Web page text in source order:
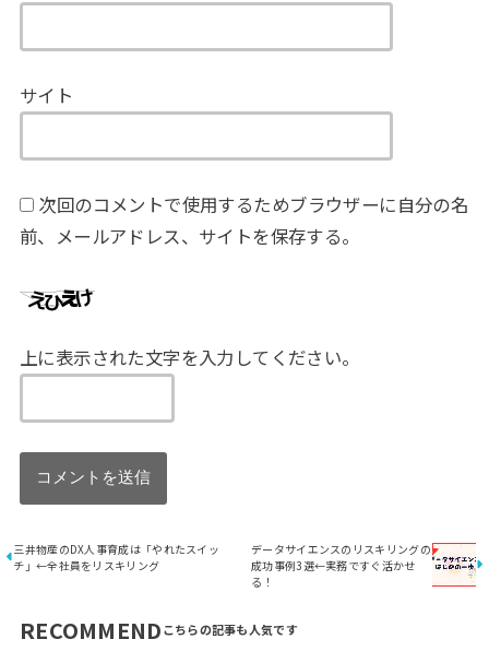
サイト
次回のコメントで使用するためブラウザーに自分の名
前、メールアドレス、サイトを保存する。
上に表示された文字を入力してください。
三井物産のDX人事育成は「やれたスイッ
チ」←全社員をリスキリング
データサイエンスのリスキリングの
成功事例3選←実務ですぐ活かせ
る！
RECOMMEND